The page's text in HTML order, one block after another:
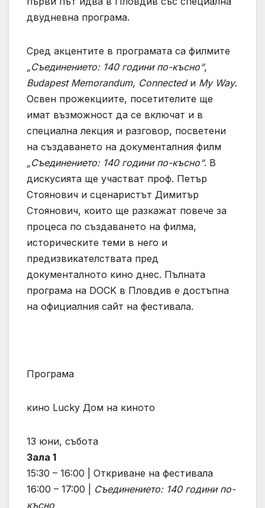
двудневна програма.
Сред акцентите в програмата са филмите
„Съединението: 140 години по-късно“,
Budapest Memorandum, Connectedи My Way.
Освен прожекциите, посетителите ще
имат възможност да се включат и в
специална лекция и разговор, посветени
на създаването на документалния филм
„Съединението: 140 години по-късно“. В
дискусията ще участват проф. Петър
Стоянович и сценаристът Димитър
Стоянович, които ще разкажат повече за
процеса по създаването на филма,
историческите теми в него и
предизвикателствата пред
документалното кино днес. Пълната
програма на DOCK в Пловдив е достъпна
на официалния сайт на фестивала.
Програма
кино Lucky Дом на киното
13 юни, събота
Зала 1
15:30 – 16:00 | Откриване на фестивала
16:00 – 17:00 | Съединението: 140 години по-
късно